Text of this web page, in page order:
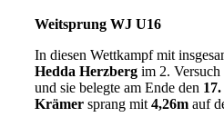
Weitsprung WJ U16
In diesen Wettkampf mit
Hedda Herzbergim 2. Versuch
und sie belegte am Ende den
Krämersprang mit 4,26mauf